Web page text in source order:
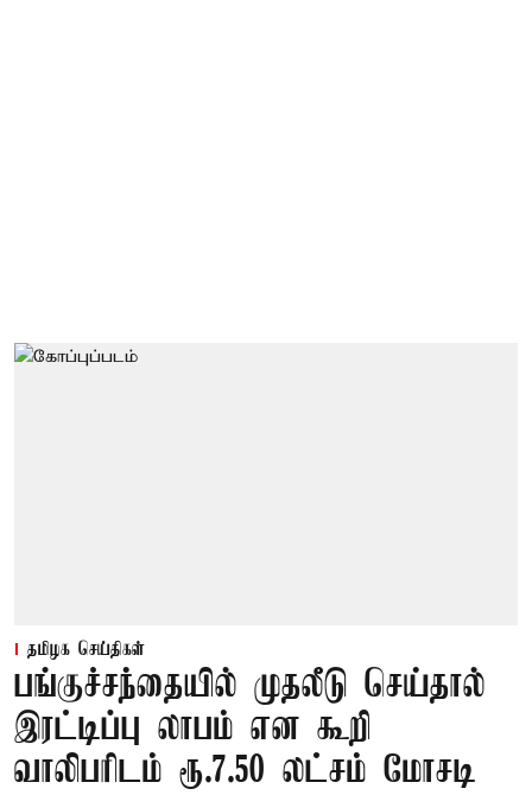
தமிழக செய்திகள்
பங்குச்சந்தையில் முதலீடு செய்தால்
இரட்டிப்பு லாபம் என கூறி
வாலிபரிடம் ரூ.7.50 லட்சம் மோசடி